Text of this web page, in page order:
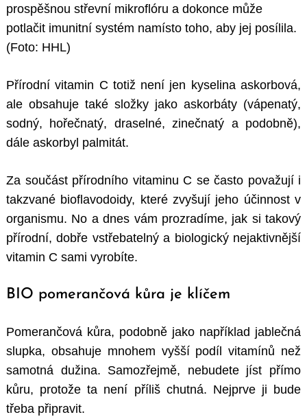
prospěšnou střevní mikroflóru a dokonce může
potlačit imunitní systém namísto toho, aby jej posílila.
(Foto: HHL)
Přírodní vitamin C totiž není jen kyselina askorbová,
ale obsahuje také složky jako askorbáty (vápenatý,
sodný, hořečnatý, draselné, zinečnatý a podobně),
dále askorbyl palmitát.
Za součást přírodního vitaminu C se často považují i
takzvané bioflavodoidy, které zvyšují jeho účinnost v
organismu. No a dnes vám prozradíme, jak si takový
přírodní, dobře vstřebatelný a biologický nejaktivnější
vitamin C sami vyrobíte.
BIO pomerančová kůra je klíčem
Pomerančová kůra, podobně jako například jablečná
slupka, obsahuje mnohem vyšší podíl vitamínů než
samotná dužina. Samozřejmě, nebudete jíst přímo
kůru, protože ta není příliš chutná. Nejprve ji bude
třeba připravit.